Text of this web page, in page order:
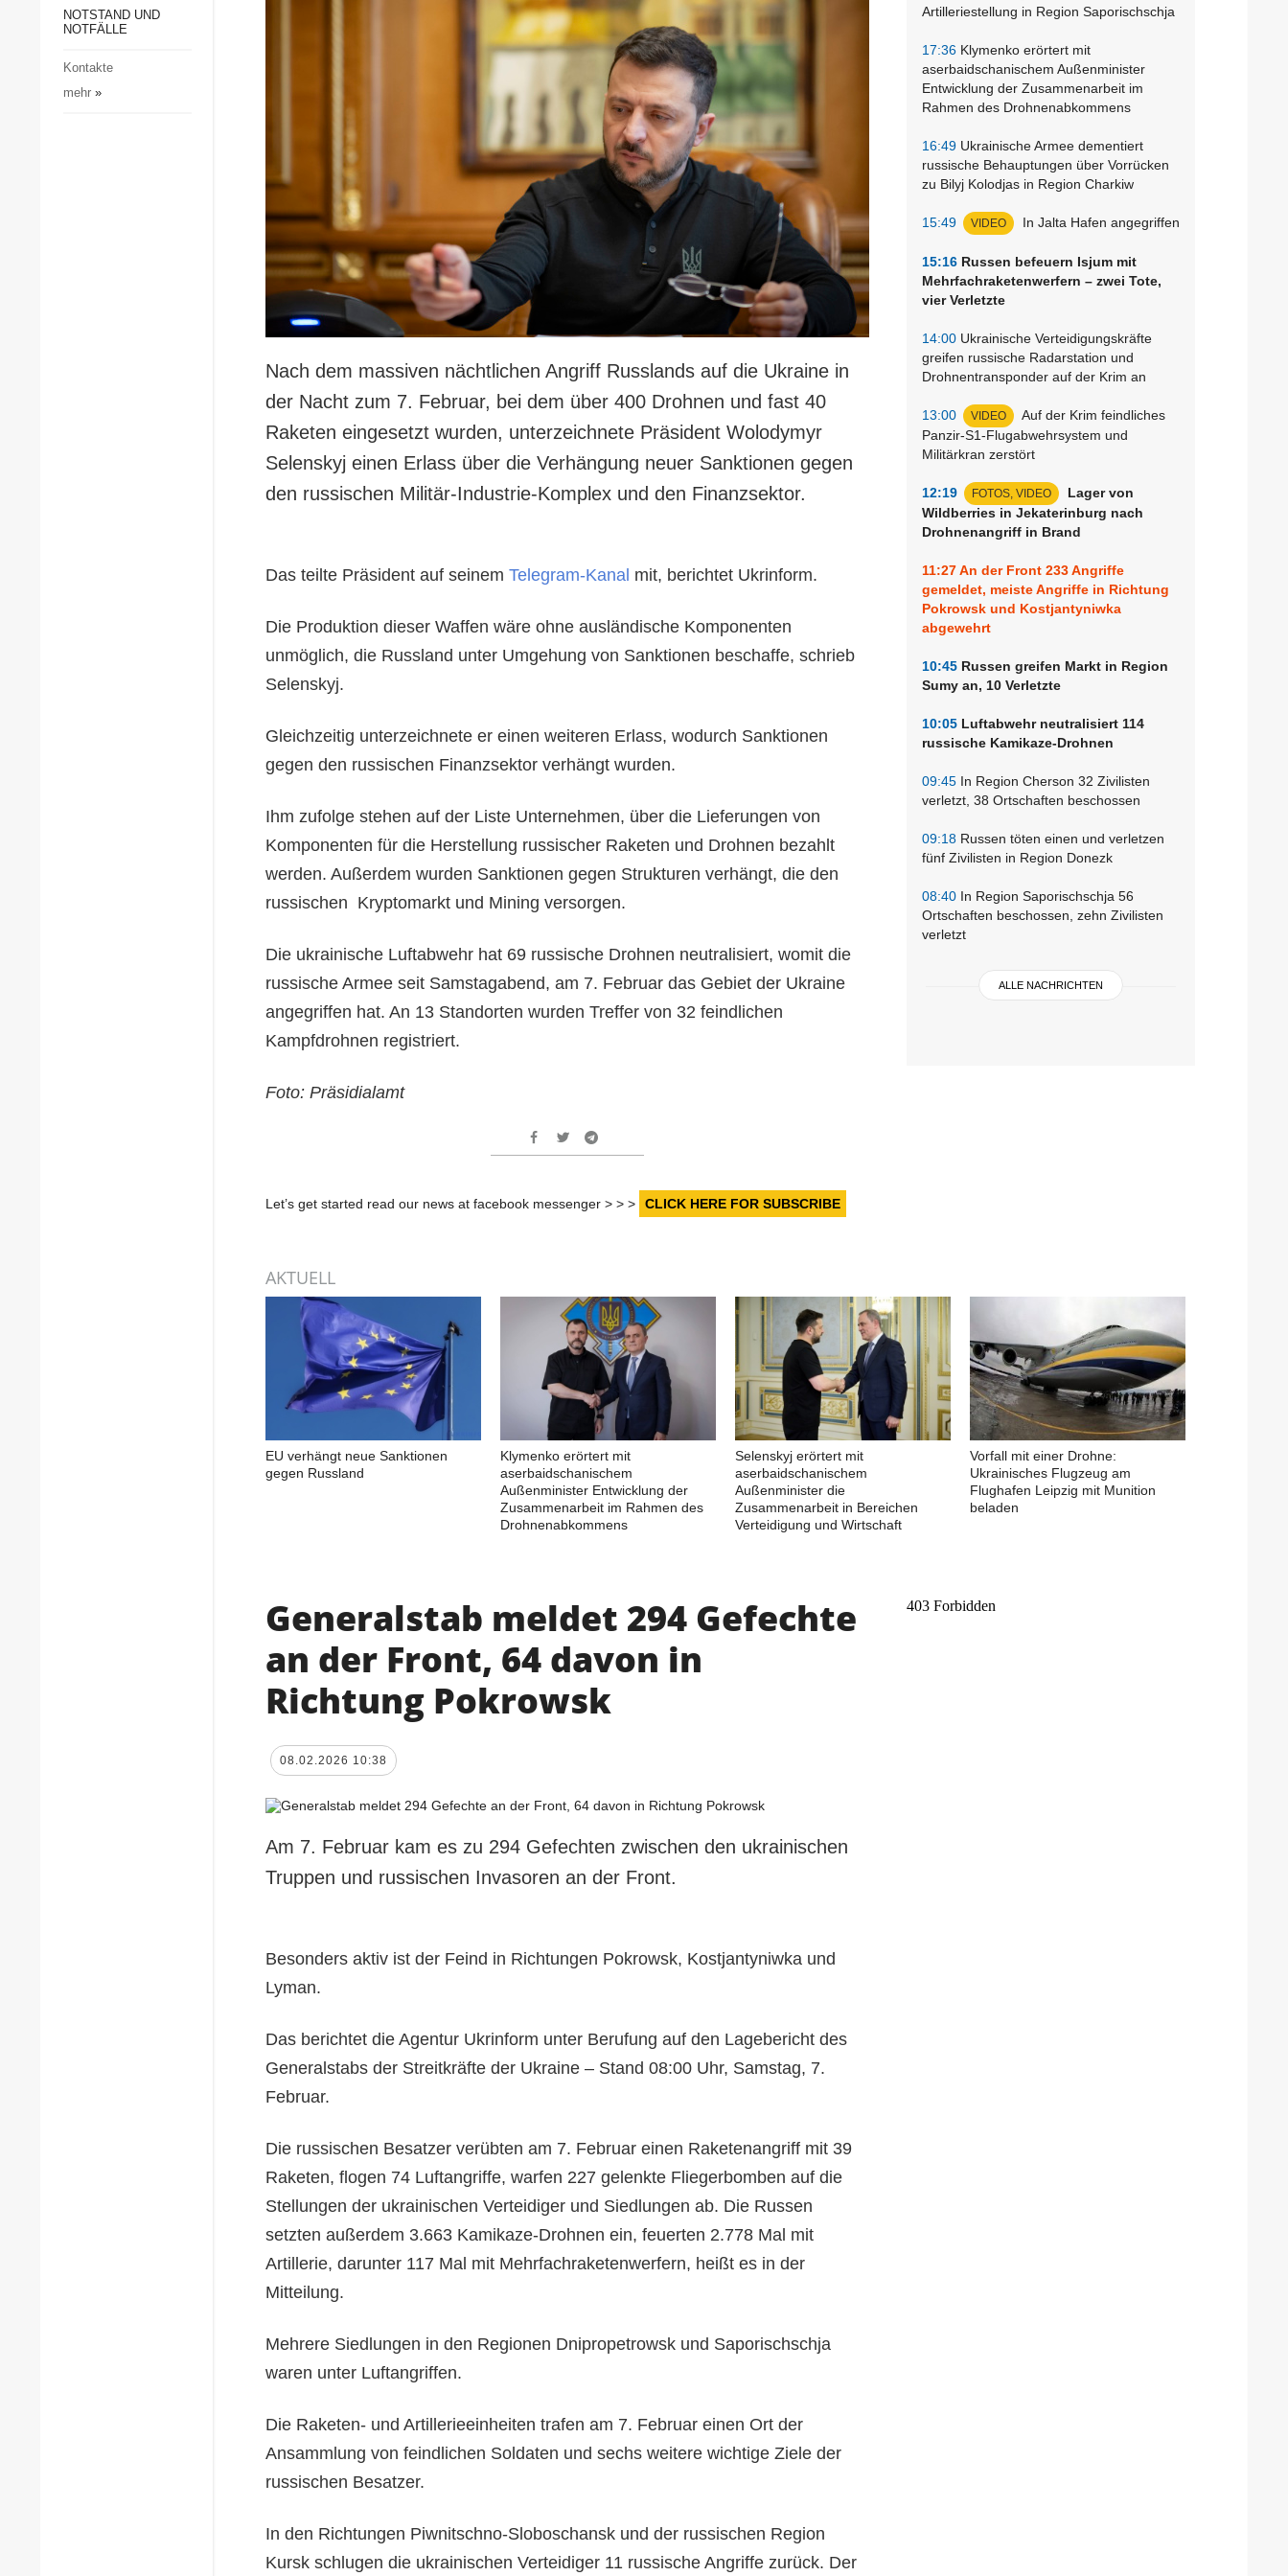
Gesellschaft und Kultur
NOTSTAND UND
NOTFÄLLE
Kontakte
mehr»
Artilleriestellung in Region Saporischschja
17:36 Klymenko erörtert mit
aserbaidschanischem Außenminister
Entwicklung der Zusammenarbeit im
Rahmen des Drohnenabkommens
16:49 Ukrainische Armee dementiert
russische Behauptungen über Vorrücken
zu Bilyj Kolodjas in Region Charkiw
15:49 VIDEO In Jalta Hafen angegriffen
15:16 Russen befeuern Isjum mit
Mehrfachraketenwerfern – zwei Tote,
vier Verletzte
14:00 Ukrainische Verteidigungskräfte
greifen russische Radarstation und
Drohnentransponder auf der Krim an
13:00 VIDEO
Auf der Krim feindliches
Panzir-S1-Flugabwehrsystem und
Militärkran zerstört
12:19 FOTOS, VIDEO
Lager von
Wildberries in Jekaterinburg nach
Drohnenangriff in Brand
11:27An der Front 233 Angriffe
gemeldet, meiste Angriffe in Richtung
Pokrowsk und Kostjantyniwka
abgewehrt
10:45 Russen greifen Markt in Region
Sumy an, 10 Verletzte
10:05 Luftabwehr neutralisiert 114
russische Kamikaze-Drohnen
09:45 In Region Cherson 32 Zivilisten
verletzt, 38 Ortschaften beschossen
09:18 Russen töten einen und verletzen
fünf Zivilisten in Region Donezk
08:40 In Region Saporischschja 56
Ortschaften beschossen, zehn Zivilisten
verletzt
ALLE NACHRICHTEN
Nach dem massiven nächtlichen Angriff Russlands auf die Ukraine in
der Nacht zum 7. Februar, bei dem über 400 Drohnen und fast 40
Raketen eingesetzt wurden, unterzeichnete Präsident Wolodymyr
Selenskyj einen Erlass über die Verhängung neuer Sanktionen gegen
den russischen Militär-Industrie-Komplex und den Finanzsektor.
Das teilte Präsident auf seinem Telegram-Kanal mit, berichtet Ukrinform.
Die Produktion dieser Waffen wäre ohne ausländische Komponenten
unmöglich, die Russland unter Umgehung von Sanktionen beschaffe, schrieb
Selenskyj.
Gleichzeitig unterzeichnete er einen weiteren Erlass, wodurch Sanktionen
gegen den russischen Finanzsektor verhängt wurden.
Ihm zufolge stehen auf der Liste Unternehmen, über die Lieferungen von
Komponenten für die Herstellung russischer Raketen und Drohnen bezahlt
werden. Außerdem wurden Sanktionen gegen Strukturen verhängt, die den
russischen Kryptomarkt und Mining versorgen.
Die ukrainische Luftabwehr hat 69 russische Drohnen neutralisiert, womit die
russische Armee seit Samstagabend, am 7. Februar das Gebiet der Ukraine
angegriffen hat. An 13 Standorten wurden Treffer von 32 feindlichen
Kampfdrohnen registriert.
Foto: Präsidialamt
Let’s get started read our news at facebook messenger > > > CLICK HERE FOR SUBSCRIBE
AKTUELL
EU verhängt neue Sanktionen
gegen Russland
Klymenko erörtert mit
aserbaidschanischem
Außenminister Entwicklung der
Zusammenarbeit im Rahmen des
Drohnenabkommens
Selenskyj erörtert mit
aserbaidschanischem
Außenminister die
Zusammenarbeit in Bereichen
Verteidigung und Wirtschaft
Vorfall mit einer Drohne:
Ukrainisches Flugzeug am
Flughafen Leipzig mit Munition
beladen
Generalstab meldet 294 Gefechte
an der Front, 64 davon in
Richtung Pokrowsk
08.02.2026 10:38
Am 7. Februar kam es zu 294 Gefechten zwischen den ukrainischen
Truppen und russischen Invasoren an der Front.
Besonders aktiv ist der Feind in Richtungen Pokrowsk, Kostjantyniwka und
Lyman.
Das berichtet die Agentur Ukrinform unter Berufung auf den Lagebericht des
Generalstabs der Streitkräfte der Ukraine – Stand 08:00 Uhr, Samstag, 7.
Februar.
Die russischen Besatzer verübten am 7. Februar einen Raketenangriff mit 39
Raketen, flogen 74 Luftangriffe, warfen 227 gelenkte Fliegerbomben auf die
Stellungen der ukrainischen Verteidiger und Siedlungen ab. Die Russen
setzten außerdem 3.663 Kamikaze-Drohnen ein, feuerten 2.778 Mal mit
Artillerie, darunter 117 Mal mit Mehrfachraketenwerfern, heißt es in der
Mitteilung.
Mehrere Siedlungen in den Regionen Dnipropetrowsk und Saporischschja
waren unter Luftangriffen.
Die Raketen- und Artillerieeinheiten trafen am 7. Februar einen Ort der
Ansammlung von feindlichen Soldaten und sechs weitere wichtige Ziele der
russischen Besatzer.
In den Richtungen Piwnitschno-Sloboschansk und der russischen Region
Kursk schlugen die ukrainischen Verteidiger 11 russische Angriffe zurück. Der